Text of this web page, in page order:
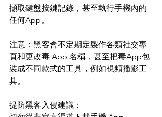
擷取鍵盤按鍵記錄，甚至執行手機內的
任何App。
注意：黑客會不定期定製作各類社交專
頁和更改毒 App 名稱，甚至把毒App包
裝成不同款式的工具，例如視頻播影工
具。
提防黑客入侵建議：